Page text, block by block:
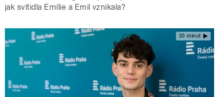
jak svítidla Emílie a Emil vznikala?
30 minut